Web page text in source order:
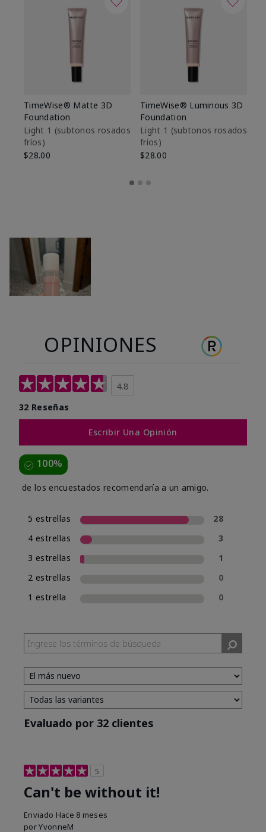
TimeWise® Matte 3D
Foundation
Light 1​ (subtonos rosados
fríos)
$28.00
TimeWise® Luminous 3D
Foundation
Light 1​ (subtonos rosados
fríos)
$28.00
OPINIONES
4.8
32 Reseñas
Escribir Una Opinión
100%
de los encuestados recomendaría a un amigo.
5 estrellas
28
4 estrellas
3
3 estrellas
1
2 estrellas
0
1 estrella
0
Evaluado por 32 clientes
5
Can't be without it!
Enviado Hace 8 meses
porYvonneM